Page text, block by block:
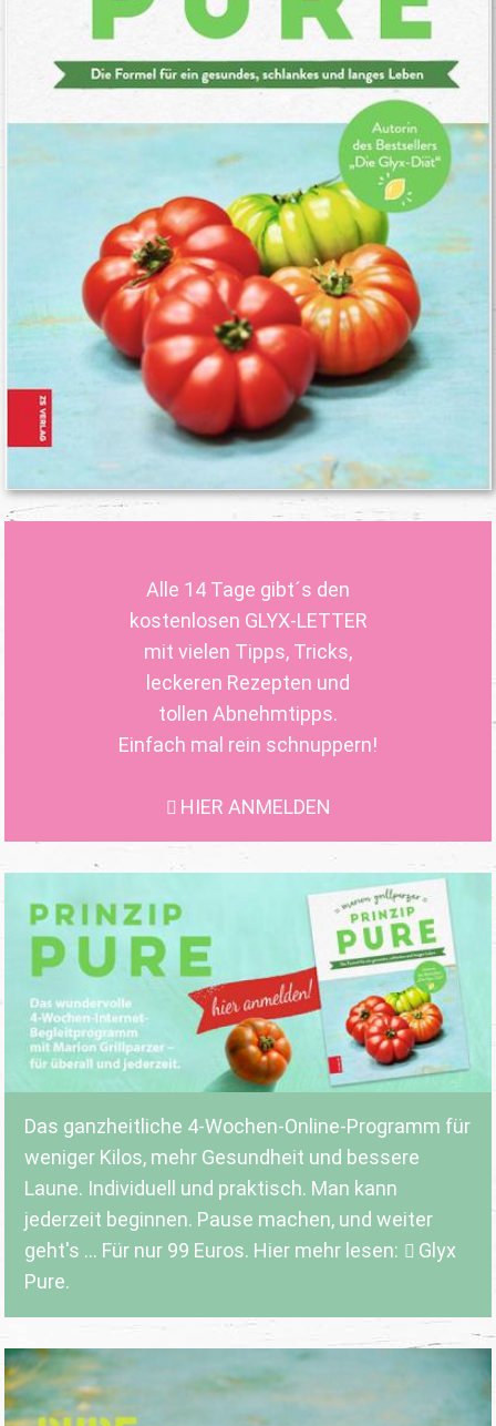
Alle 14 Tage gibt´s den
kostenlosen GLYX-LETTER
mit vielen Tipps, Tricks,
leckeren Rezepten und
tollen Abnehmtipps.
Einfach mal rein schnuppern!
HIER ANMELDEN
Das ganzheitliche 4-Wochen-Online-Programm für
weniger Kilos, mehr Gesundheit und bessere
Laune. Individuell und praktisch. Man kann
jederzeit beginnen. Pause machen, und weiter
geht's ... Für nur 99 Euros. Hier mehr lesen:
Glyx
Pure.